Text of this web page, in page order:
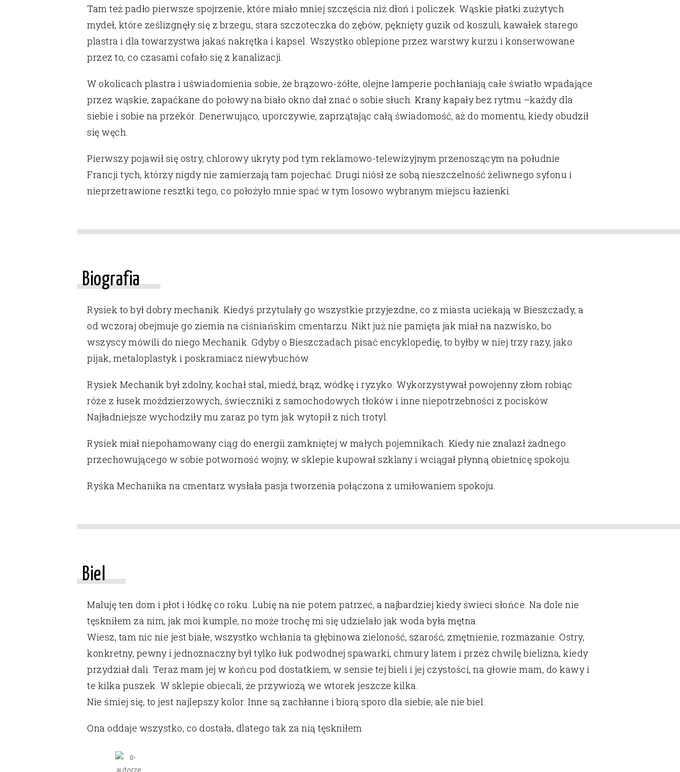
Tam też padło pierwsze spojrzenie, które miało mniej szczęścia niż dłoń i policzek. Wąskie płatki zużytych
mydeł, które ześlizgnęły się z brzegu, stara szczoteczka do zębów, pęknięty guzik od koszuli, kawałek starego
plastra i dla towarzystwa jakaś nakrętka i kapsel. Wszystko oblepione przez warstwy kurzu i konserwowane
przez to, co czasami cofało się z kanalizacji.
W okolicach plastra i uświadomienia sobie, że brązowo-żółte, olejne lamperie pochłaniają całe światło wpadające
przez wąskie, zapaćkane do połowy na biało okno dał znać o sobie słuch. Krany kapały bez rytmu –każdy dla
siebie i sobie na przekór. Denerwująco, uporczywie, zaprzątając całą świadomość, aż do momentu, kiedy obudził
się węch.
Pierwszy pojawił się ostry, chlorowy ukryty pod tym reklamowo-telewizyjnym przenoszącym na południe
Francji tych, którzy nigdy nie zamierzają tam pojechać. Drugi niósł ze sobą nieszczelność żeliwnego syfonu i
nieprzetrawione resztki tego, co położyło mnie spać w tym losowo wybranym miejscu łazienki.
Biografia
Rysiek to był dobry mechanik. Kiedyś przytulały go wszystkie przyjezdne, co z miasta uciekają w Bieszczady, a
od wczoraj obejmuje go ziemia na ciśniańskim cmentarzu. Nikt już nie pamięta jak miał na nazwisko, bo
wszyscy mówili do niego Mechanik. Gdyby o Bieszczadach pisać encyklopedię, to byłby w niej trzy razy, jako
pijak, metaloplastyk i poskramiacz niewybuchów.
Rysiek Mechanik był zdolny, kochał stal, miedź, brąz, wódkę i ryzyko. Wykorzystywał powojenny złom robiąc
róże z łusek moździerzowych, świeczniki z samochodowych tłoków i inne niepotrzebności z pocisków.
Najładniejsze wychodziły mu zaraz po tym jak wytopił z nich trotyl.
Rysiek miał niepohamowany ciąg do energii zamkniętej w małych pojemnikach. Kiedy nie znalazł żadnego
przechowującego w sobie potworność wojny, w sklepie kupował szklany i wciągał płynną obietnicę spokoju.
Ryśka Mechanika na cmentarz wysłała pasja tworzenia połączona z umiłowaniem spokoju.
Biel
Maluję ten dom i płot i łódkę co roku. Lubię na nie potem patrzeć, a najbardziej kiedy świeci słońce. Na dole nie
tęskniłem za nim, jak moi kumple, no może trochę mi się udzielało jak woda była mętna.
Wiesz, tam nic nie jest białe, wszystko wchłania ta głębinowa zieloność, szarość, zmętnienie, rozmazanie. Ostry,
konkretny, pewny i jednoznaczny był tylko łuk podwodnej spawarki, chmury latem i przez chwilę bielizna, kiedy
przydział dali. Teraz mam jej w końcu pod dostatkiem, w sensie tej bieli i jej czystości, na głowie mam, do kawy i
te kilka puszek. W sklepie obiecali, że przywiozą we wtorek jeszcze kilka.
Nie śmiej się, to jest najlepszy kolor. Inne są zachłanne i biorą sporo dla siebie, ale niebiel.
Ona oddaje wszystko, co dostała, dlatego tak za nią tęskniłem.